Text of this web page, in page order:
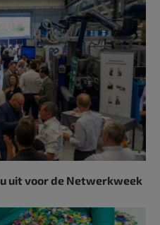
uit voor de Netwerkweek